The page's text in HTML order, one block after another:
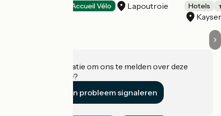
Accueil Vélo Lapoutroie Hotels
Heeft u informatie om ons te melden over deze
accommodatie?
Een probleem signaleren